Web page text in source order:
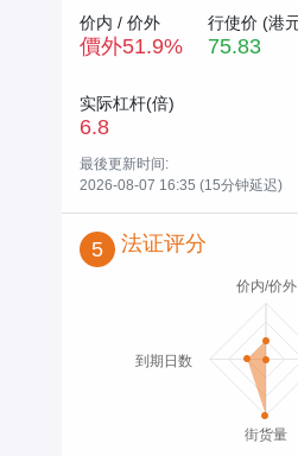
价内 / 价外
價外51.9%
行使价 (港
75.83
实际杠杆(倍)
6.8
最後更新时间:
2026-08-07 16:35 (15分钟延迟)
5 法证评分
价内/价外
街货量
到期日数